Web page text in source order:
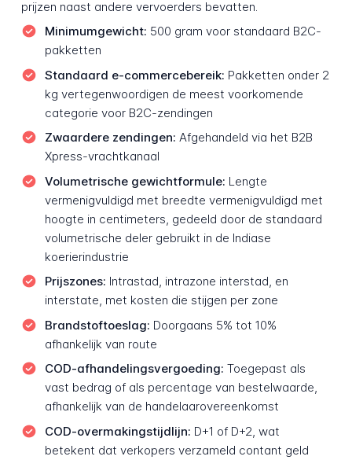
prijzen naast andere vervoerders bevatten.
Minimumgewicht: 500 gram voor standaard B2C-
pakketten
Standaard e-commercebereik: Pakketten onder 2
kg vertegenwoordigen de meest voorkomende
categorie voor B2C-zendingen
Zwaardere zendingen: Afgehandeld via het B2B
Xpress-vrachtkanaal
Volumetrische gewichtformule: Lengte
vermenigvuldigd met breedte vermenigvuldigd met
hoogte in centimeters, gedeeld door de standaard
volumetrische deler gebruikt in de Indiase
koerierindustrie
Prijszones: Intrastad, intrazone interstad, en
interstate, met kosten die stijgen per zone
Brandstoftoeslag: Doorgaans 5% tot 10%
afhankelijk van route
COD-afhandelingsvergoeding: Toegepast als
vast bedrag of als percentage van bestelwaarde,
afhankelijk van de handelaarovereenkomst
COD-overmakingstijdlijn: D+1 of D+2, wat
betekent dat verkopers verzameld contant geld